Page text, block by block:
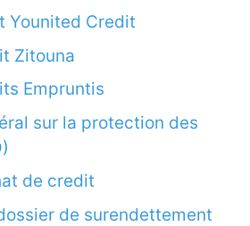
Younited Credit
Zitouna
Empruntis
sur la protection des
de credit
de surendettement